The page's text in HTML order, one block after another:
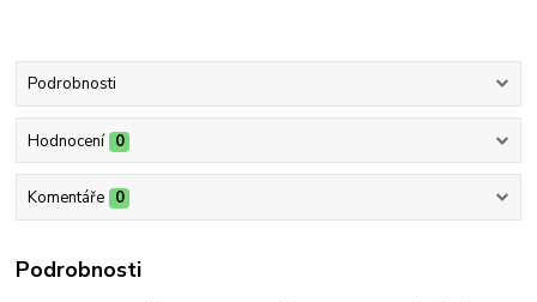
Podrobnosti
Hodnocení 0
Komentáře 0
Podrobnosti